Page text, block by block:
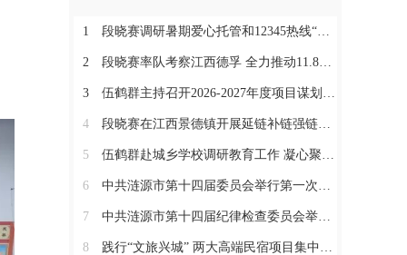
1 段晓赛调研暑期爱心托管和12345热线“领导接听日”工作：在办好民生实事中打通基层治理“最后一米”
2 段晓赛率队考察江西德孚 全力推动11.8亿元循环经济项目提速增效
3 伍鹤群主持召开2026-2027年度项目谋划调度会
4 段晓赛在江西景德镇开展延链补链强链招商 围绕“三电一钛”精准发力
5 伍鹤群赴城乡学校调研教育工作 凝心聚力推动涟源教育高质量发展
6 中共涟源市第十四届委员会举行第一次全体会议 段晓赛当选市委书记 伍鹤群周杨当选市委副书记
7 中共涟源市第十四届纪律检查委员会举行第一次全体会议
8 践行“文旅兴城” 两大高端民宿项目集中签约开工 全力打造“湖湘地区文旅康养名城”